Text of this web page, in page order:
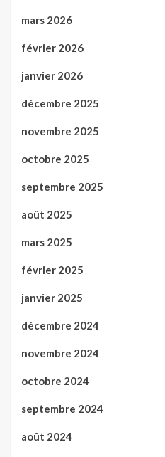
mars 2026
février 2026
janvier 2026
décembre 2025
novembre 2025
octobre 2025
septembre 2025
août 2025
mars 2025
février 2025
janvier 2025
décembre 2024
novembre 2024
octobre 2024
septembre 2024
août 2024